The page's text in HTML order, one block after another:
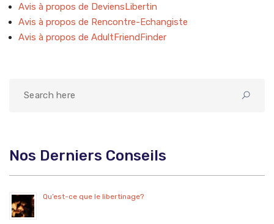
Avis à propos de DeviensLibertin
Avis à propos de Rencontre-Echangiste
Avis à propos de AdultFriendFinder
Nos Derniers Conseils
Qu’est-ce que le libertinage?